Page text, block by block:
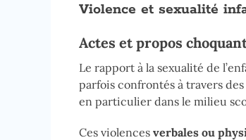
Violence et sexualité
Actes et propos
Le rapport à la sexualité de
parfois confrontés à travers
en particulier dans le milieu
Ces violences verbales ou